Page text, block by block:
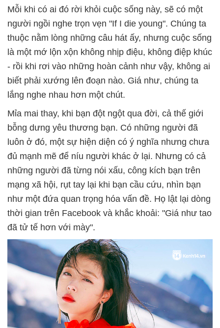
Mỗi khi có ai đó rời khỏi cuộc sống này, sẽ có một
người ngồi nghe trọn vẹn "If I die young". Chúng ta
thuộc nằm lòng những câu hát ấy, nhưng cuộc sống
là một mớ lộn xộn không nhịp điệu, không điệp khúc
- rồi khi rơi vào những hoàn cảnh như vậy, không ai
biết phải xướng lên đoạn nào. Giá như, chúng ta
lắng nghe nhau hơn một chút.
Mỉa mai thay, khi bạn đột ngột qua đời, cả thế giới
bỗng dưng yêu thương bạn. Có những người đã
luôn ở đó, một sự hiện diện có ý nghĩa nhưng chưa
đủ mạnh mẽ để níu người khác ở lại. Nhưng có cả
những người đã từng nói xấu, công kích bạn trên
mạng xã hội, rụt tay lại khi bạn cầu cứu, nhìn bạn
như một đứa quan trọng hóa vấn đề. Họ lật lại dòng
thời gian trên Facebook và khắc khoải: "Giá như tao
đã tử tế hơn với mày".